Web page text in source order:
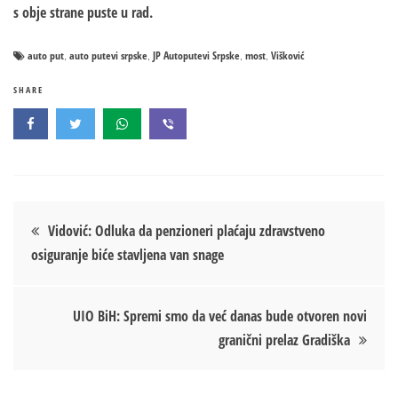
s obje strane puste u rad.
auto put, auto putevi srpske, JP Autoputevi Srpske, most, Višković
SHARE
Кретање
чланка
Vidović: Odluka da penzioneri plaćaju zdravstveno
osiguranje biće stavljena van snage
UIO BiH: Spremi smo da već danas bude otvoren novi
granični prelaz Gradiška